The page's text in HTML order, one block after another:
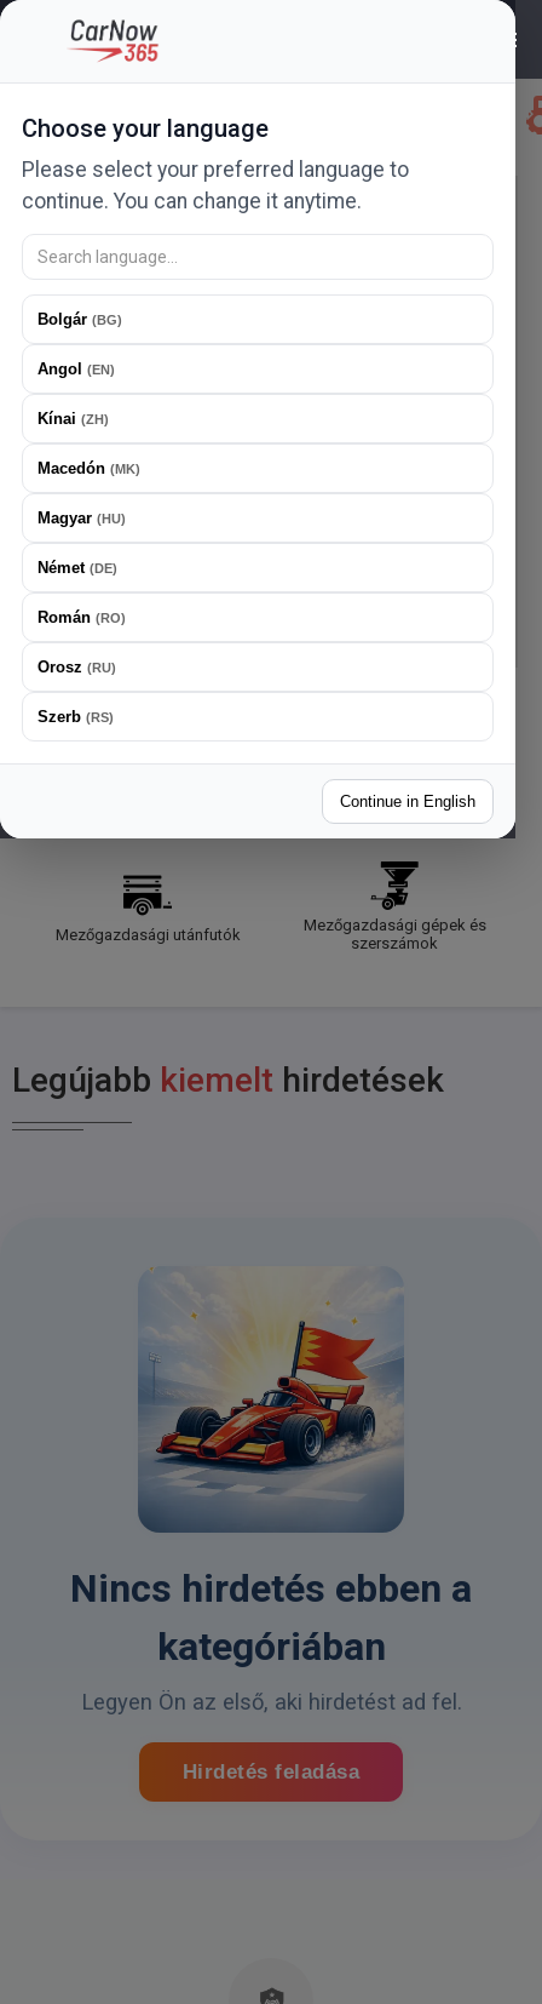
Choose your language
Please select your preferred language to
continue. You can change it anytime.
Bolgár (BG)
Angol (EN)
Kínai (ZH)
Macedón (MK)
Magyar (HU)
Német (DE)
Román (RO)
Orosz (RU)
Szerb (RS)
Continue in English
MEZŐGAZDASÁGI GÉPEKET KERES
MÁRKÁK
Kiválasztás...
MODELLEK
Kiválasztás...
ÁR
AUTOSCOUT24 BEKAPCSOLVA
MEZŐGAZDASÁGI GÉPEK KERESÉSE
Csatlakozó gépek
Mezőgazdasági utánfutók
Mezőgazdasági gépek és
szerszámok
Legújabb kiemelt hirdetések
Nincs hirdetés ebben a
kategóriában
Legyen Ön az első, aki hirdetést ad fel.
Hirdetés feladása